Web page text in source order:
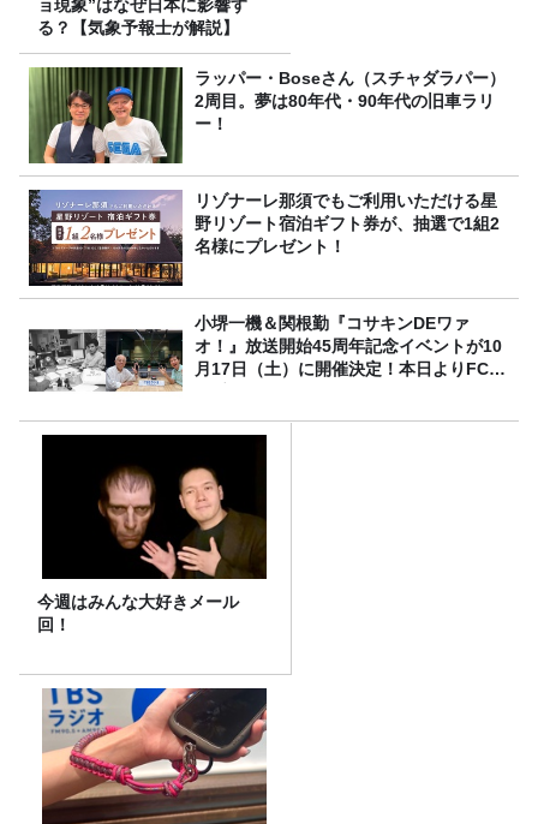
ョ現象”はなぜ日本に影響す
る？【気象予報士が解説】
ラッパー・Boseさん（スチャダラパー）
2周目。夢は80年代・90年代の旧車ラリ
ー！
リゾナーレ那須でもご利用いただける星
野リゾート宿泊ギフト券が、抽選で1組2
名様にプレゼント！
小堺一機＆関根勤『コサキンDEワァ
オ！』放送開始45周年記念イベントが10
月17日（土）に開催決定！本日よりFC先
今週はみんな大好きメール
回！